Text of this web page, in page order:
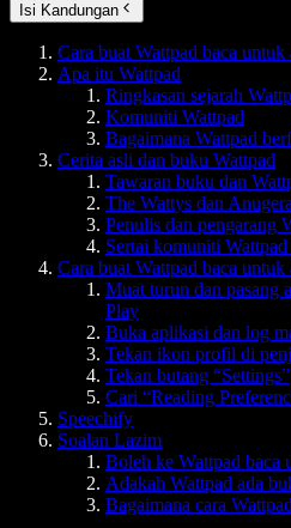
Isi Kandungan
Cara buat Wattpad baca
Apa itu Wattpad
Ringkasan sejarah
Komuniti Wattpad
Bagaimana Wattpad
Cerita asli dan buku Wattpad
Tawaran buku dan
The Wattys dan
Penulis dan pengarang
Sertai komuniti
Cara buat Wattpad baca
Muat turun dan pasang
Play
Buka aplikasi dan log
Tekan ikon profil di
Tekan butang “Settings”
Cari “Reading
Speechify
Soalan Lazim
Boleh ke Wattpad baca
Adakah Wattpad ada
Bagaimana cara